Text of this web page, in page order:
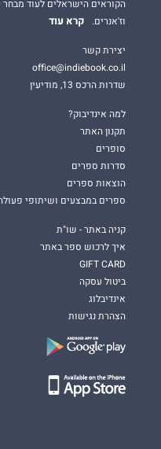
הקוראים הישראלים לעוד
וז'אנרים.
קרא עוד
יצירת קשר
office@indiebook.co.il
שדרות הרכס 13, מודיעין
למה אינדיבוק?
תקנון האתר
סופרים
סדרות ספרים
הוצאות ספרים
ספרים במבצעים ושיתופי
קניה באתר - שו"ת
איך לרכוש ספר באתר
GIFT CARD
ביטול עסקה
אינדיבלוג
הצהרת נגישות